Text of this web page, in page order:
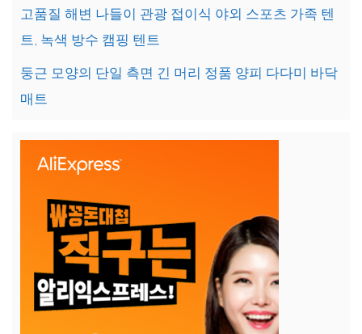
고품질 해변 나들이 관광 접이식 야외 스포츠 가족 텐
트, 녹색 방수 캠핑 텐트
둥근 모양의 단일 측면 긴 머리 정품 양피 다다미 바닥
매트